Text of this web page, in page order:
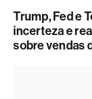
Trump, Fed e
incerteza e
sobre vendas